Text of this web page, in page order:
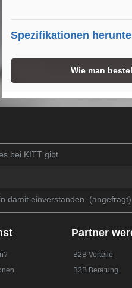
Spezifikationen
Wie man
bei KITT gibt
damit einverstanden. (angefragt)
Partner
B2B Vorteile
B2B Beratung